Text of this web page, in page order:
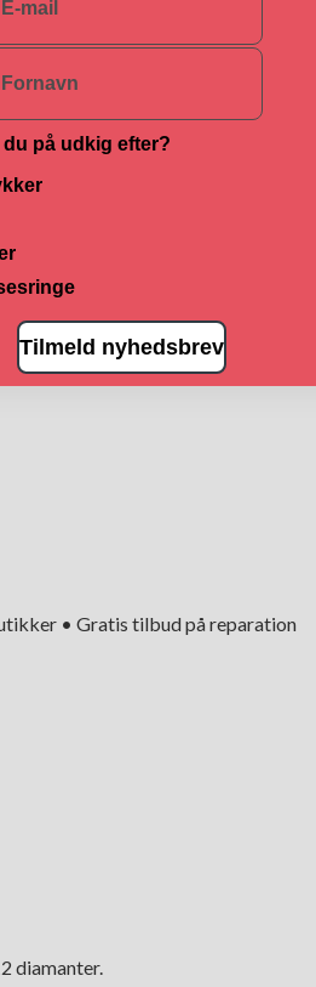
• Gratis tilbud på reparation
diamanter.
du på udkig efter?
Tilmeld nyhedsbrev